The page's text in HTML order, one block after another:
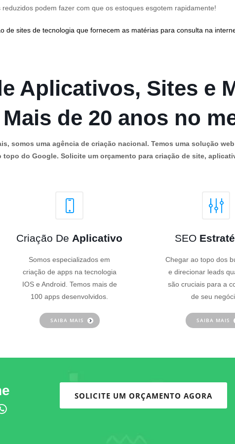
podem fazer com que os estoques esgotem rapidamente!
de sites de tecnologia que fornecem as matérias para consulta na
Aplicativos, Sites e
Mais de 20 anos no
somos uma agência de criação nacional. Temos uma solução
topo do Google. Solicite um orçamento para criação de site,
Criação De Aplicativo
Somos especializados em
criação de apps na tecnologia
IOS e Android. Temos mais de
100 apps desenvolvidos.
SAIBA MAIS
SEO
Chegar ao topo dos
e direcionar leads
são cruciais para a
de seu
SAIBA MAIS
SOLICITE UM ORÇAMENTO AGORA